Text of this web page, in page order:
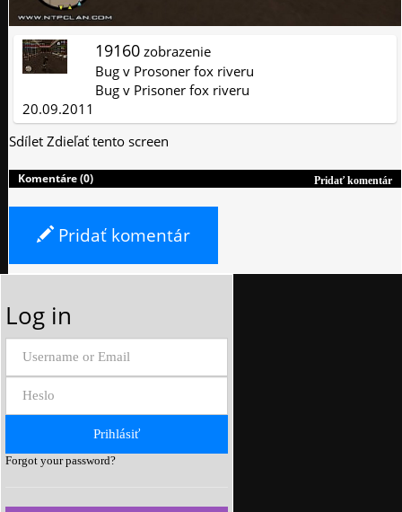
19160 zobrazenie
Bug v Prosoner fox riveru
Bug v Prisoner fox riveru
20.09.2011
Sdílet Zdieľať tento screen
Pridať komentár
Komentáre (0)
Pridať komentár
Log in
Forgot your password?